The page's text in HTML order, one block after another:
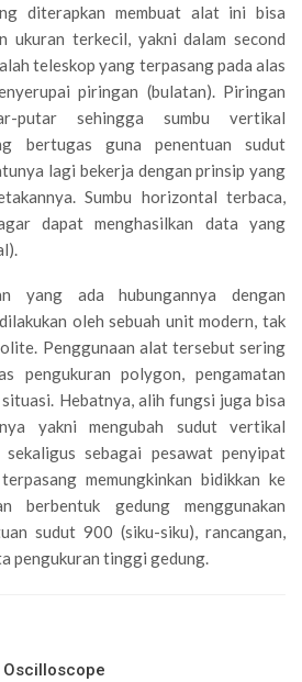
diterapkan membuat alat ini bisa
ukuran terkecil, yakni dalam second
teleskop yang terpasang pada alas
piringan (bulatan). Piringan
putar sehingga sumbu vertikal
bertugas guna penentuan sudut
lagi bekerja dengan prinsip yang
Sumbu horizontal terbaca,
dapat menghasilkan data yang
yang ada hubungannya dengan
oleh sebuah unit modern, tak
Penggunaan alat tersebut sering
pengukuran polygon, pengamatan
Hebatnya, alih fungsi juga bisa
yakni mengubah sudut vertikal
sekaligus sebagai pesawat penyipat
memungkinkan bidikkan ke
berbentuk gedung menggunakan
sudut 900 (siku-siku), rancangan,
pengukuran tinggi gedung.